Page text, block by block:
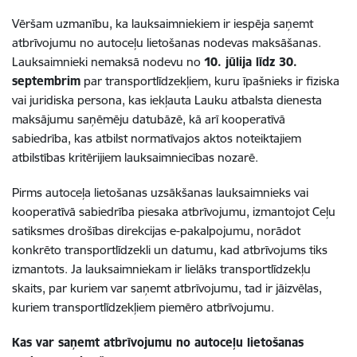
Vēršam uzmanību, ka lauksaimniekiem ir iespēja saņemt
atbrīvojumu no autoceļu lietošanas nodevas maksāšanas.
Lauksaimnieki nemaksā nodevu no 10. jūlija līdz 30.
septembrim par transportlīdzekļiem, kuru īpašnieks ir fiziska
vai juridiska persona, kas iekļauta Lauku atbalsta dienesta
maksājumu saņēmēju datubāzē, kā arī kooperatīvā
sabiedrība, kas atbilst normatīvajos aktos noteiktajiem
atbilstības kritērijiem lauksaimniecības nozarē.
Pirms autoceļa lietošanas uzsākšanas lauksaimnieks vai
kooperatīvā sabiedrība piesaka atbrīvojumu, izmantojot Ceļu
satiksmes drošības direkcijas e-pakalpojumu, norādot
konkrēto transportlīdzekli un datumu, kad atbrīvojums tiks
izmantots. Ja lauksaimniekam ir lielāks transportlīdzekļu
skaits, par kuriem var saņemt atbrīvojumu, tad ir jāizvēlas,
kuriem transportlīdzekļiem piemēro atbrīvojumu.
Kas var saņemt atbrīvojumu no autoceļu lietošanas